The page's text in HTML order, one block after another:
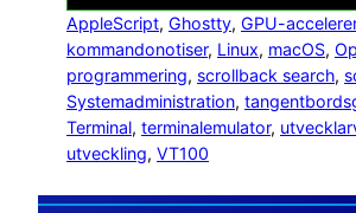
AppleScript, Ghostty, GPU-
kommandonotiser, Linux, macOS,
programmering, scrollback search,
Systemadministration,
Terminal, terminalemulator,
utveckling, VT100